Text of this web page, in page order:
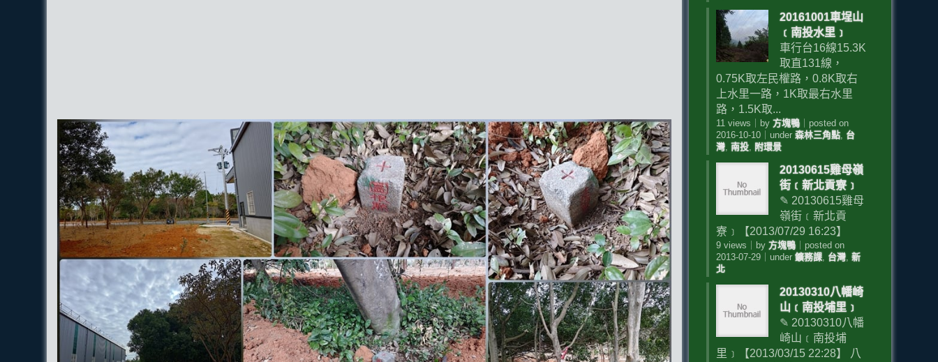
20161001車埕山
﹝南投水里﹞
車行台16線15.3K
取直131線，
0.75K取左民權路，0.8K取右
上水里一路，1K取最右水里
路，1.5K取...
11 views by 方塊鴨｜ posted on
2016-10-10｜ under 森林三角點, 台
灣, 南投, 附環景
20130615雞母嶺
街﹝新北貢寮﹞
✎ 20130615雞母
嶺街﹝新北貢
寮﹞【2013/07/29 16:23】
9 views by 方塊鴨｜ posted on
2013-07-29｜ under 鑛務課, 台灣, 新
北
20130310八幡崎
山﹝南投埔里﹞
✎ 20130310八幡
崎山﹝南投埔
里﹞【2013/03/15 22:28】 八